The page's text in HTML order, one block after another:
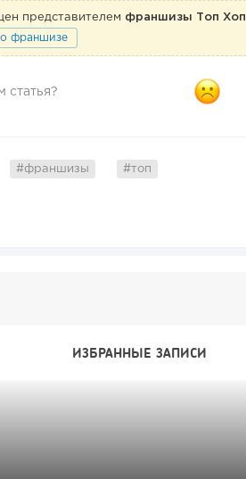
представителем франшизы Топ Хоп
о франшизе
статья?
#франшизы #топ
ИЗБРАННЫЕ ЗАПИСИ